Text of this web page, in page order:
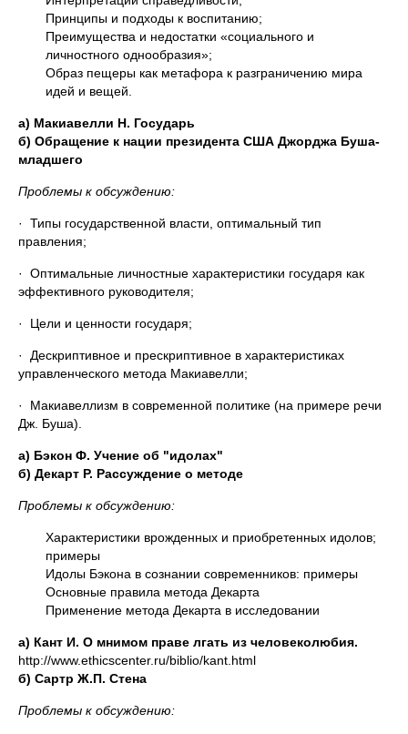
Принципы и подходы к воспитанию;
Преимущества и недостатки «социального и
личностного однообразия»;
Образ пещеры как метафора к разграничению мира
идей и вещей.
а) Макиавелли Н. Государь
б) Обращение к нации президента США Джорджа Буша-
младшего
Проблемы к обсуждению:
· Типы государственной власти, оптимальный тип
правления;
· Оптимальные личностные характеристики государя как
эффективного руководителя;
· Цели и ценности государя;
· Дескриптивное и прескриптивное в характеристиках
управленческого метода Макиавелли;
· Макиавеллизм в современной политике (на примере речи
Дж. Буша).
а) Бэкон Ф. Учение об "идолах"
б) Декарт Р. Рассуждение о методе
Проблемы к обсуждению:
Характеристики врожденных и приобретенных идолов;
примеры
Идолы Бэкона в сознании современников: примеры
Основные правила метода Декарта
Применение метода Декарта в исследовании
а) Кант И. О мнимом праве лгать из человеколюбия.
http://www.ethicscenter.ru/biblio/kant.html
б) Сартр Ж.П. Стена
Проблемы к обсуждению: